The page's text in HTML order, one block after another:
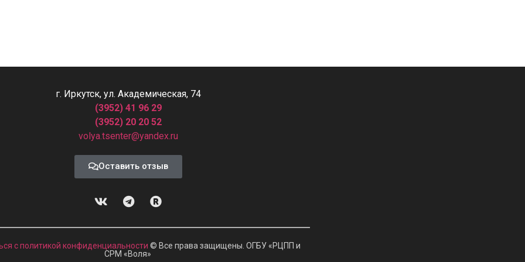
г. Иркутск, ул. Академическая, 74
(3952) 41 96 29
(3952) 20 20 52
volya.tsenter@yandex.ru
Оставить отзыв
с политикой конфиденциальности© Все права защищены. ОГБУ «РЦПП и
СРМ «Воля»